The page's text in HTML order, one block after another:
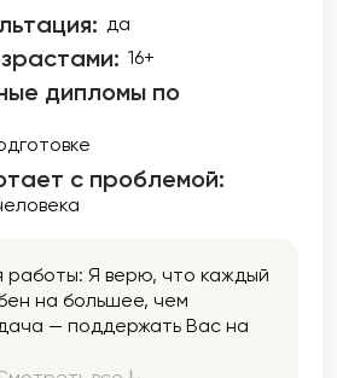
да
16+
дипломы по
с проблемой:
Я верю, что каждый
на большее, чем
— поддержать Вас на